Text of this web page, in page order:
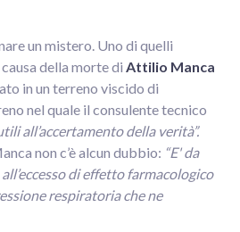
un mistero. Uno di quelli
della morte di Attilio Manca
in un terreno viscido di
nel quale il consulente tecnico
all’accertamento della verità”.
non c’è alcun dubbio: “E' da
di effetto farmacologico
respiratoria che ne